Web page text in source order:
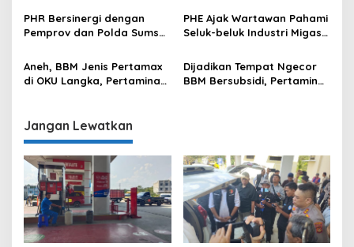
Patra Niaga
Barel per Hari
PHR Bersinergi dengan
Pemprov dan Polda Sumsel
Nasional
PHE Ajak Wartawan Pahami
Seluk-beluk Industri Migas
LIMAS”
Aneh, BBM Jenis Pertamax
di OKU Langka, Pertamina
Tersedia
Dijadikan Tempat Ngecor
BBM Bersubsidi, Pertamina
Jangan Lewatkan